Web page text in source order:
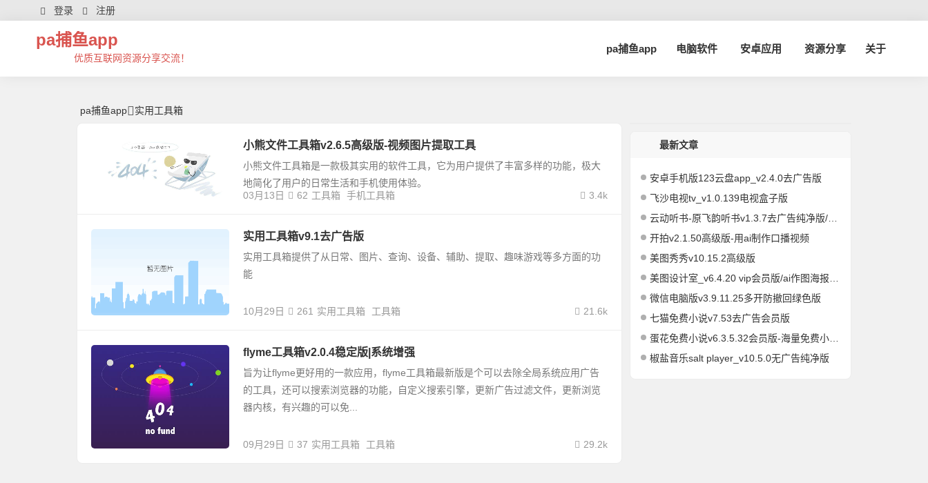
实用工具箱 | 芊芊精典-pa捕鱼app
登录 注册
pa捕鱼app
优质互联网资源分享交流！
pa捕鱼app 电脑软件 安卓应用 资源分享 关于
pa捕鱼app 实用工具箱
小熊文件工具箱v2.6.5高级版-视频图片提取工具
小熊文件工具箱是一款极其实用的软件工具，它为用户提供了丰富多样的功能，极大
地简化了用户的日常生活和手机使用体验。
03月13日
3.4k
62 工具箱 手机工具箱
实用工具箱v9.1去广告版
实用工具箱提供了从日常、图片、查询、设备、辅助、提取、趣味游戏等多方面的功
能
10月29日 21.6k
261 实用工具箱 工具箱
flyme工具箱v2.0.4稳定版|系统增强
旨为让flyme更好用的一款应用，flyme工具箱最新版是个可以去除全局系统应用广告
的工具，还可以搜索浏览器的功能，自定义搜索引擎，更新广告过滤文件，更新浏览
器内核，有兴趣的可以免...
09月29日 29.2k
37 实用工具箱 工具箱
最新文章
安卓手机版123云盘app_v2.4.0去广告版
飞沙电视tv_v1.0.139电视盒子版
云动听书-原飞韵听书v1.3.7去广告纯净版/海量资源
开拍v2.1.50高级版-用ai制作口播视频
美图秀秀v10.15.2高级版
美图设计室_v6.4.20 vip会员版/ai作图海报编辑
微信电脑版v3.9.11.25多开防撤回绿色版
七猫免费小说v7.53去广告会员版
蛋花免费小说v6.3.5.32会员版-海量免费小说有声小说阅读听书
椒盐音乐salt player_v10.5.0无广告纯净版